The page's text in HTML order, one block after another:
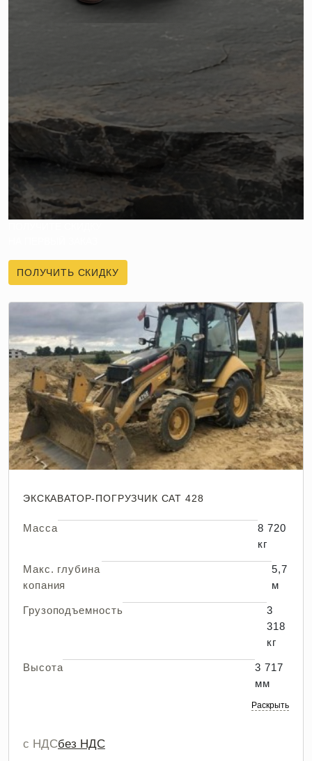
ПОЛУЧИТЬ СКИДКУ
ЭКСКАВАТОР-ПОГРУЗЧИК CAT 428
Масса
8 720
кг
Макс. глубина
копания
5,7
м
Грузоподъемность
3
318
кг
Высота
3 717
мм
Раскрыть
с НДСбез НДС